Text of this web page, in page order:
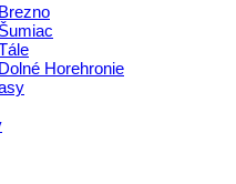
Horehronie